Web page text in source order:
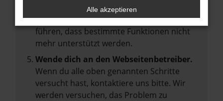
Veraltete Software birgt nicht nur ein
Sicherheitsrisiko, sondern kann auch dazu
führen, dass bestimmte Funktionen nicht
mehr unterstützt werden.
Wende dich an den Webseitenbetreiber.
Wenn du alle oben genannten Schritte
versucht hast, kontaktiere uns bitte. Wir
werden versuchen, das Problem zu
Alle akzeptieren